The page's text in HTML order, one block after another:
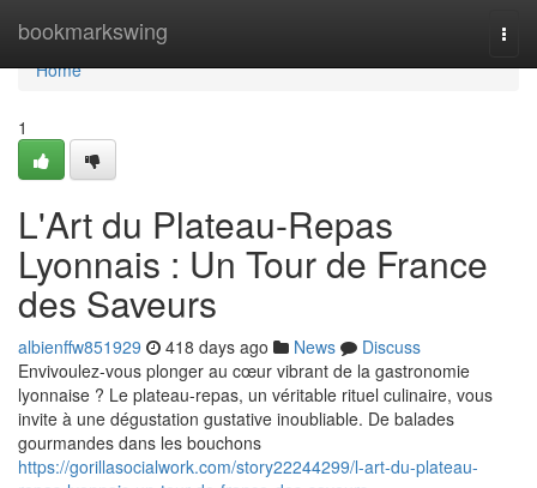
bookmarkswing
Home
Home
1
L'Art du Plateau-Repas
Lyonnais : Un Tour de France
des Saveurs
albienffw851929 418 days ago News
Discuss
Envivoulez-vous plonger au cœur vibrant de la gastronomie
lyonnaise ? Le plateau-repas, un véritable rituel culinaire, vous
invite à une dégustation gustative inoubliable. De balades
gourmandes dans les bouchons
https://gorillasocialwork.com/story22244299/l-art-du-plateau-